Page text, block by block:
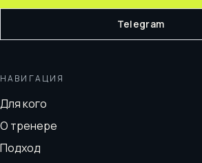
Telegram
НАВИГАЦИЯ
Для кого
О тренере
Подход